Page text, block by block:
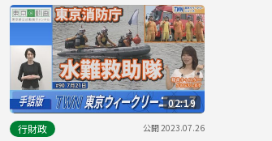
02:19
行財政
公開2023.07.26